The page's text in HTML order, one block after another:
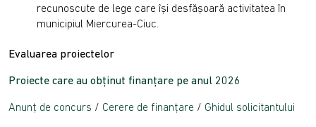
recunoscute de lege care îşi desfăşoară activitatea în
municipiul Miercurea-Ciuc.
Evaluarea proiectelor
Proiecte care au obținut finanțare pe anul 2026
Anunț de concurs / Cerere de finanțare / Ghidul solicitantului